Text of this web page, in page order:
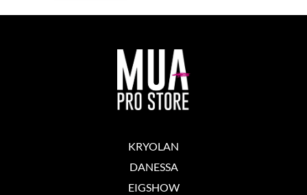
KRYOLAN
DANESSA
EIGSHOW